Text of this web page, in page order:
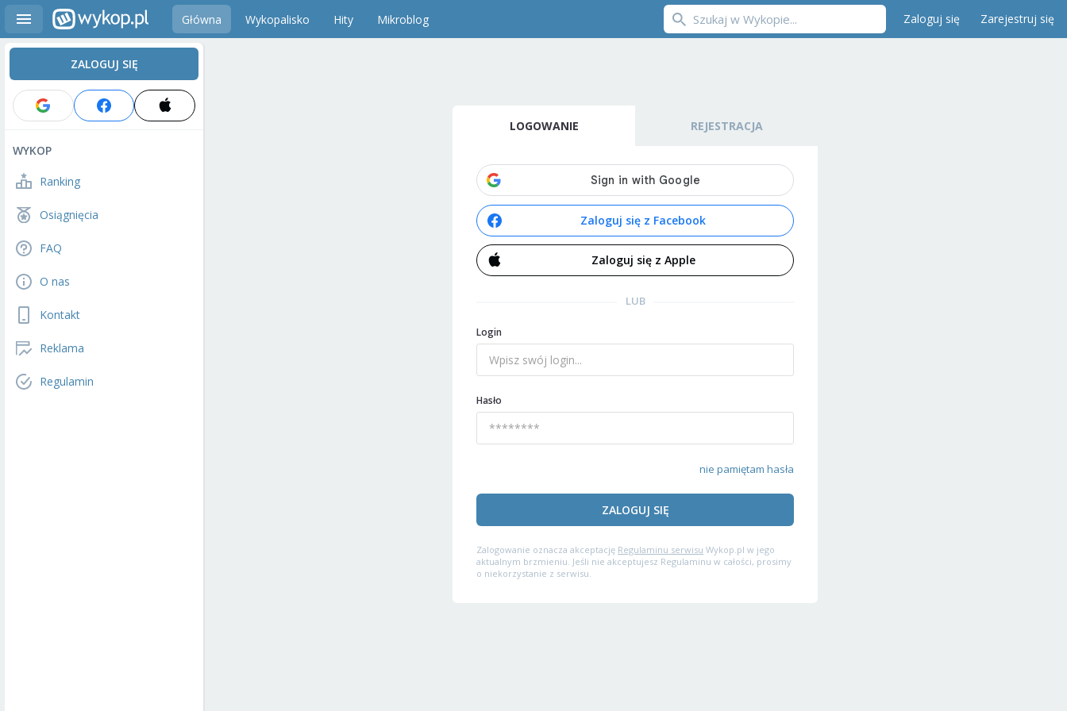
Główna Wykopalisko Hity Mikroblog Zaloguj się Zarejestruj się
ZALOGUJ SIĘ
WYKOP
Ranking
Osiągnięcia
FAQ
O nas
Kontakt
Reklama
Regulamin
LOGOWANIE REJESTRACJA
Zaloguj się z Facebook
Zaloguj się z Apple
LUB
Login
Hasło
nie pamiętam hasła
ZALOGUJ SIĘ
Zalogowanie oznacza akceptację Regulaminu serwisu Wykop.pl w jego
aktualnym brzmieniu. Jeśli nie akceptujesz Regulaminu w całości, prosimy
o niekorzystanie z serwisu.